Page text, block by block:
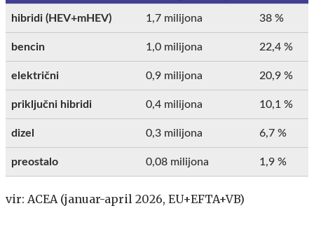
hibridi (HEV+mHEV) 1,7 milijona 38 %
bencin 1,0 milijona 22,4 %
električni 0,9 milijona 20,9 %
priključni hibridi 0,4 milijona 10,1 %
dizel 0,3 milijona 6,7 %
preostalo 0,08 milijona 1,9 %
vir: ACEA (januar-april 2026, EU+EFTA+VB)